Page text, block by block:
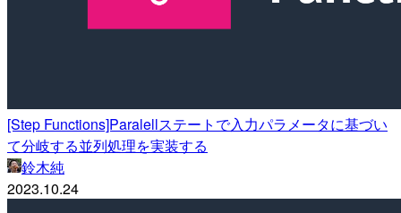
[Step Functions]Paralellステートで入力パラメータに基づい
て分岐する並列処理を実装する
鈴木純
2023.10.24